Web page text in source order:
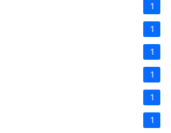
1
1
1
1
1
1